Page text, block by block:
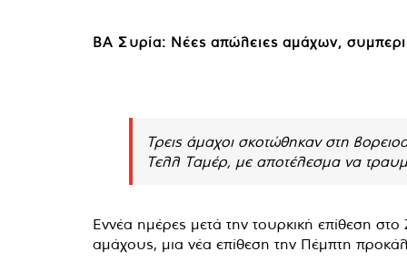
ΒΑ Συρία: Νέες απώλειες αμάχων,
Τρεις άμαχοι σκοτώθηκαν στη
Τελλ Ταμέρ, με αποτέλεσμα να
Εννέα ημέρες μετά την τουρκική επίθεση
αμάχους, μια νέα επίθεση την Πέμπτη